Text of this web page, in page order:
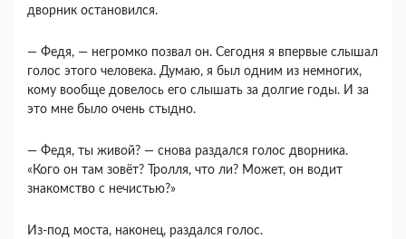
дворник остановился.
― Федя, ― негромко позвал он. Сегодня я впервые слышал
голос этого человека. Думаю, я был одним из немногих,
кому вообще довелось его слышать за долгие годы. И за
это мне было очень стыдно.
― Федя, ты живой? ― снова раздался голос дворника.
«Кого он там зовёт? Тролля, что ли? Может, он водит
знакомство с нечистью?»
Из-под моста, наконец, раздался голос.